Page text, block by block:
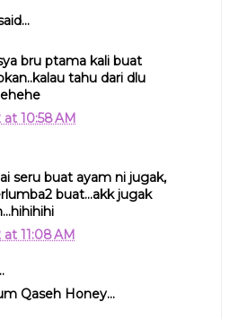
bru ptama kali buat
tahu dari dlu
at 10:58 AM
seru buat ayam ni jugak,
buat...akk jugak
at 11:08 AM
Qaseh Honey...